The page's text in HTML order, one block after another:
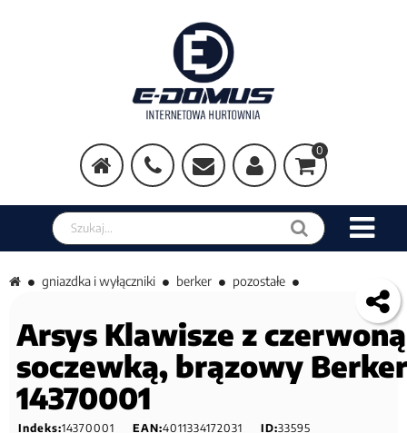
0
Szukaj w sklepie
gniazdka i wyłączniki berker pozostałe
Arsys Klawisze z czerwoną
soczewką, brązowy Berker
14370001
Indeks:14370001 EAN:4011334172031 ID:33595